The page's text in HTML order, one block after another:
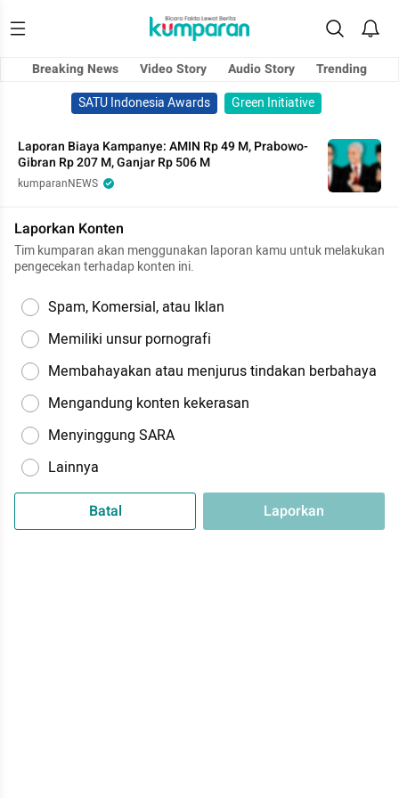
Breaking News Video Story Audio Story
Trending
SATU Indonesia Awards
Green Initiative
Laporan Biaya Kampanye: AMIN Rp 49 M, Prabowo-
Gibran Rp 207 M, Ganjar Rp 506 M
kumparanNEWS
Laporkan Konten
Tim kumparan akan menggunakan laporan kamu untuk melakukan
pengecekan terhadap konten ini.
Spam, Komersial, atau Iklan
Memiliki unsur pornografi
Membahayakan atau menjurus tindakan berbahaya
Mengandung konten kekerasan
Menyinggung SARA
Lainnya
Batal Laporkan